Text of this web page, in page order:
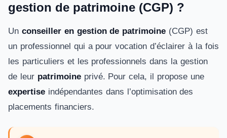
gestion de patrimoine (CGP) ?
Un conseiller en gestion de patrimoine (CGP) est
un professionnel qui a pour vocation d’éclairer à la fois
les particuliers et les professionnels dans la gestion
de leur patrimoineprivé. Pour cela, il propose une
expertise indépendantes dans l’optimisation des
placements financiers.